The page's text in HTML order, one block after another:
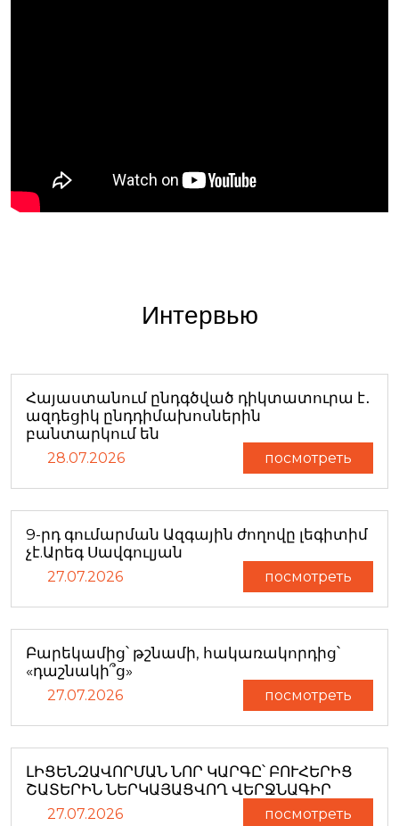
Интервью
Հայաստանում ընդգծված դիկտատուրա է․
ազդեցիկ ընդդիմախոսներին
բանտարկում են
28.07.2026 посмотреть
9-րդ գումարման Ազգային ժողովը լեգիտիմ
չէ.Արեգ Սավգուլյան
27.07.2026 посмотреть
Բարեկամից՝ թշնամի, հակառակորդից՝
«դաշնակի՞ց»
27.07.2026 посмотреть
ԼԻՑԵՆԶԱՎՈՐՄԱՆ ՆՈՐ ԿԱՐԳԸ՝ ԲՈՒՀԵՐԻՑ
ՇԱՏԵՐԻՆ ՆԵՐԿԱՅԱՑՎՈՂ ՎԵՐՋՆԱԳԻՐ
27.07.2026 посмотреть